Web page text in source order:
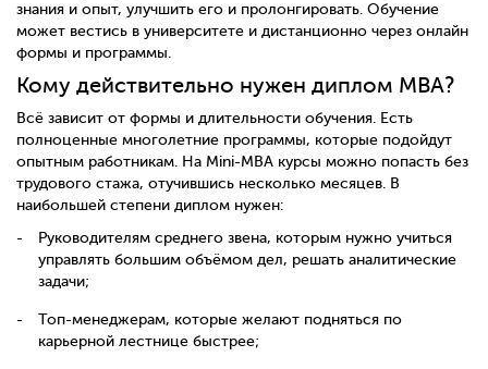
знания и опыт, улучшить его и пролонгировать. Обучение
может вестись в университете и дистанционно через онлайн
формы и программы.
Кому действительно нужен диплом MBA?
Всё зависит от формы и длительности обучения. Есть
полноценные многолетние программы, которые подойдут
опытным работникам. На Mini-MBA курсы можно попасть без
трудового стажа, отучившись несколько месяцев. В
наибольшей степени диплом нужен:
Руководителям среднего звена, которым нужно учиться
управлять большим объёмом дел, решать аналитические
задачи;
Топ-менеджерам, которые желают подняться по
карьерной лестнице быстрее;